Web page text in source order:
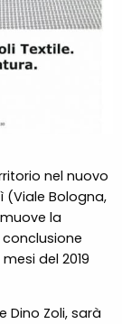
nel nuovo
(Viale Bologna,
la
conclusione
del 2019
Dino Zoli, sarà